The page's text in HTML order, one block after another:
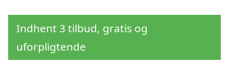
Indhent 3 tilbud, gratis og
uforpligtende